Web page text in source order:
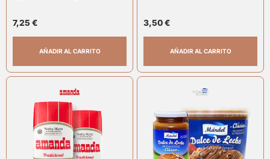
7,25 €
AÑADIR AL CARRITO
3,50€
AÑADIR AL CARRITO